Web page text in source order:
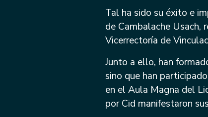
Tal ha sido su éxito e
de Cambalache Usach,
Vicerrectoría de
Junto a ello, han
sino que han
en el Aula Magna del
por Cid manifestaron